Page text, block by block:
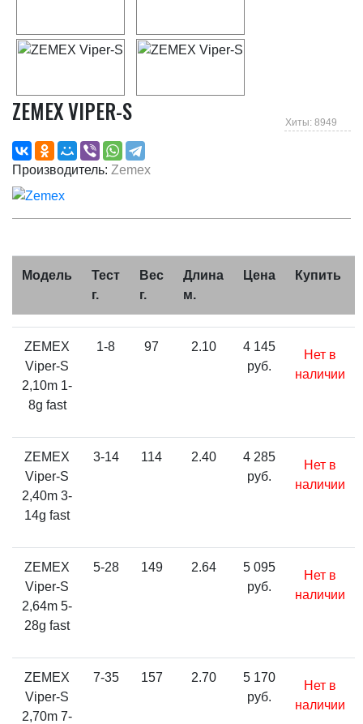
Хиты: 8949
ZEMEX VIPER-S
Производитель: Zemex
Модель
Тест
г.
Вес
г.
Длина
м.
Цена Купить
ZEMEX
Viper-S
2,10m 1-
8g fast
1-8 97 2.10
4 145
руб.
Нет в
наличии
ZEMEX
Viper-S
2,40m 3-
14g fast
3-14 114 2.40
4 285
руб.
Нет в
наличии
ZEMEX
Viper-S
2,64m 5-
28g fast
5-28 149 2.64
5 095
руб.
Нет в
наличии
ZEMEX
Viper-S
2,70m 7-
7-35 157 2.70
5 170
руб.
Нет в
наличии